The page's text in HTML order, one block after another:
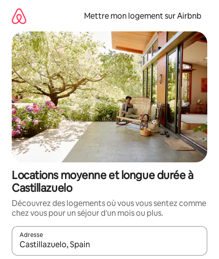
directement
contenu
Mettre mon logement sur Airbnb
Locations moyenne et longue durée à
Castillazuelo
Découvrez des logements où vous vous sentez comme
chez vous pour un séjour d'un mois ou plus.
Adresse
Lorsque les résultats s'affichent, utilisez les flèches vers le